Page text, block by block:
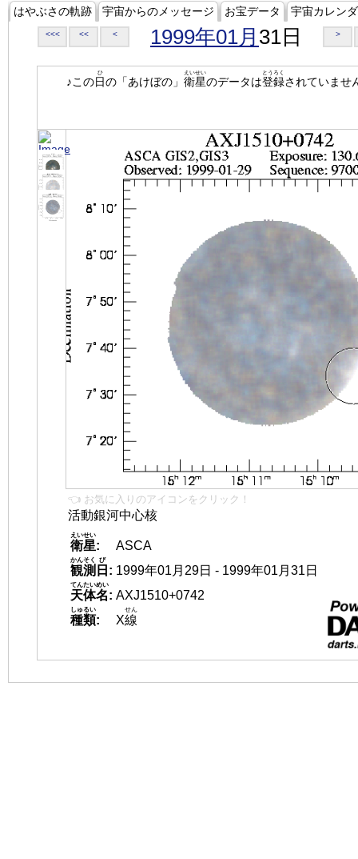
はやぶさの軌跡 宇宙からのメッセージ お宝データ 宇宙カレン
<<< << < 1999年01月 31日 >
♪この日
ひ
の「あけぼの」 衛星
えいせい
のデータは登録
とうろく
されていませ
👈 お気に入りのアイコンをクリック！
活動銀河中心核
衛星
えいせい
:
ASCA
観測
かんそく
日
び
: 1999年01月29日 - 1999年01月31日
天体名
てんたいめい
: AXJ1510+0742
種類
しゅるい
: X線
せん